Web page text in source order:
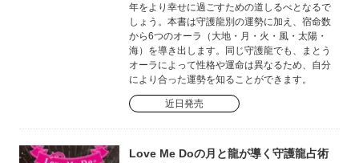
年をより幸せに過ごすための道しるべとなるで
しょう。本書は守護龍別の運勢に加え、宿命数
から6つのオーラ（大地・月・火・風・太陽・
海）を導き出します。同じ守護龍でも、まとう
オーラによって性格や運命は異なるため、自分
により合った運勢を知ることができます。
近日発売
Love Me Doの月と龍が導く守護龍占術